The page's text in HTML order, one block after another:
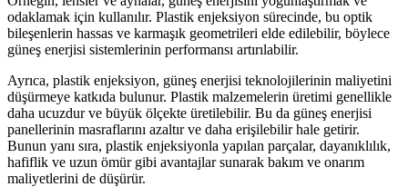
odaklamak için kullanılır. Plastik enjeksiyon sürecinde, bu optik
bileşenlerin hassas ve karmaşık geometrileri elde edilebilir, böylece
güneş enerjisi sistemlerinin performansı artırılabilir.
Ayrıca, plastik enjeksiyon, güneş enerjisi teknolojilerinin maliyetini
düşürmeye katkıda bulunur. Plastik malzemelerin üretimi genellikle
daha ucuzdur ve büyük ölçekte üretilebilir. Bu da güneş enerjisi
panellerinin masraflarını azaltır ve daha erişilebilir hale getirir.
Bunun yanı sıra, plastik enjeksiyonla yapılan parçalar, dayanıklılık,
hafiflik ve uzun ömür gibi avantajlar sunarak bakım ve onarım
maliyetlerini de düşürür.